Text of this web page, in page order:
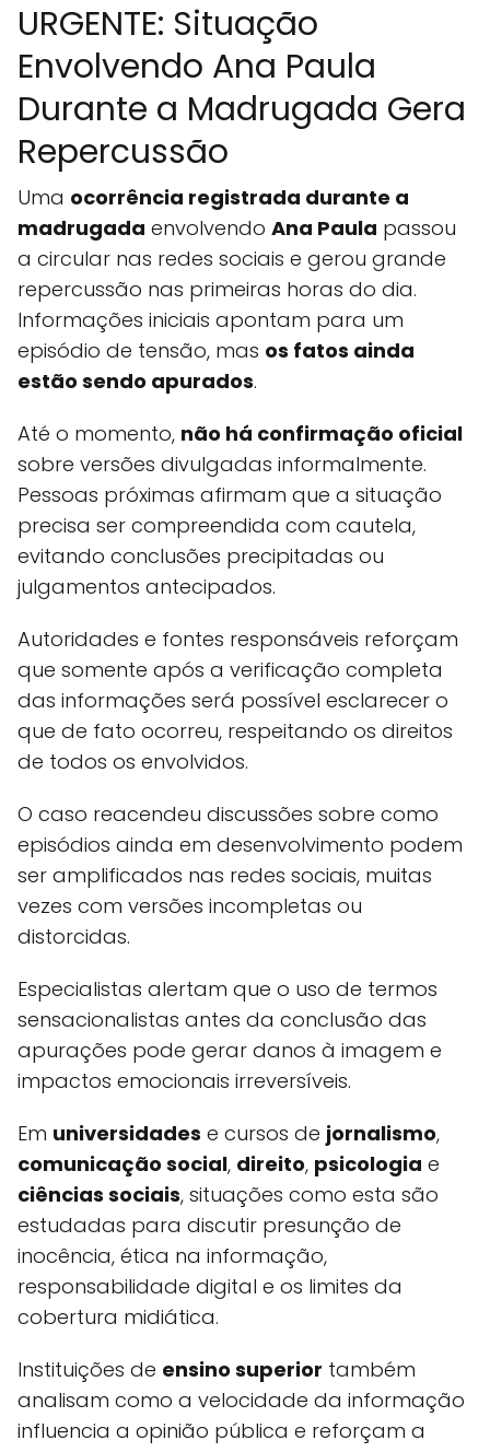
URGENTE: Situação
Envolvendo Ana Paula
Durante a Madrugada Gera
Repercussão
Uma ocorrência registrada durante a
madrugada envolvendo Ana Paula passou
a circular nas redes sociais e gerou grande
repercussão nas primeiras horas do dia.
Informações iniciais apontam para um
episódio de tensão, mas os fatos ainda
estão sendo apurados.
Até o momento, não há confirmação oficial
sobre versões divulgadas informalmente.
Pessoas próximas afirmam que a situação
precisa ser compreendida com cautela,
evitando conclusões precipitadas ou
julgamentos antecipados.
Autoridades e fontes responsáveis reforçam
que somente após a verificação completa
das informações será possível esclarecer o
que de fato ocorreu, respeitando os direitos
de todos os envolvidos.
O caso reacendeu discussões sobre como
episódios ainda em desenvolvimento podem
ser amplificados nas redes sociais, muitas
vezes com versões incompletas ou
distorcidas.
Especialistas alertam que o uso de termos
sensacionalistas antes da conclusão das
apurações pode gerar danos à imagem e
impactos emocionais irreversíveis.
Em universidades e cursos de jornalismo,
comunicação social, direito, psicologia e
ciências sociais, situações como esta são
estudadas para discutir presunção de
inocência, ética na informação,
responsabilidade digital e os limites da
cobertura midiática.
Instituições de ensino superior também
analisam como a velocidade da informação
influencia a opinião pública e reforçam a